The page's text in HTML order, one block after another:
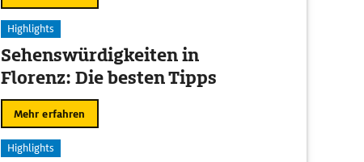
Highlights
Sehenswürdigkeiten in
Florenz: Die besten Tipps
Mehr erfahren
Highlights